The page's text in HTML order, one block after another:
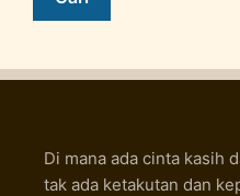
Di mana ada cinta kasih
tak ada ketakutan dan